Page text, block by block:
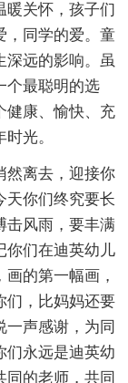
暖关怀，孩子们
，同学的爱。童
深远的影响。虽
个最聪明的选
健康、愉快、充
光。
然离去，迎接你
天你们终究要长
击风雨，要丰满
你们在迪英幼儿
的第一幅画，
们，比妈妈还要
一声感谢，为同
们永远是迪英幼
同的老师，共同